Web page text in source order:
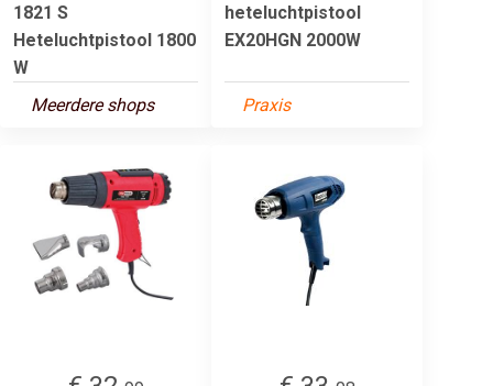
1821 S
Heteluchtpistool 1800
W
Meerdere shops
heteluchtpistool
EX20HGN 2000W
Praxis